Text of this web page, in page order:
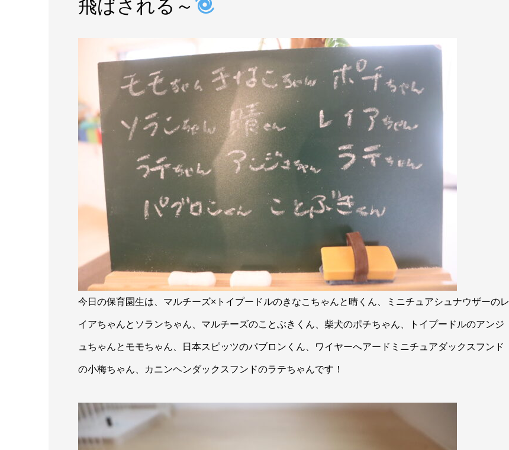
飛ばされる～
今日の保育園生は、マルチーズ×トイプードルのきなこちゃんと晴くん、ミニチュアシュナウザーのレ
イアちゃんとソランちゃん、マルチーズのことぶきくん、柴犬のポチちゃん、トイプードルのアンジ
ュちゃんとモモちゃん、日本スピッツのパブロンくん、ワイヤーへアードミニチュアダックスフンド
の小梅ちゃん、カニンヘンダックスフンドのラテちゃんです！